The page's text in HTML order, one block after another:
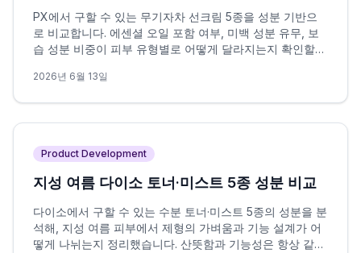
PX에서 구할 수 있는 무기자차 선크림 5종을 성분 기반으
로 비교합니다. 에센셜 오일 포함 여부, 미백 성분 유무, 보
습 성분 비중이 피부 유형별로 어떻게 달라지는지 확인할
2026년 6월 13일
Product Development
지성 여름 다이소 토너·미스트 5종 성분 비교
다이소에서 구할 수 있는 수분 토너·미스트 5종의 성분을 분
석해, 지성 여름 피부에서 제형의 가벼움과 기능 설계가 어
떻게 나뉘는지 정리했습니다. 산뜻함과 기능성은 항상 같은